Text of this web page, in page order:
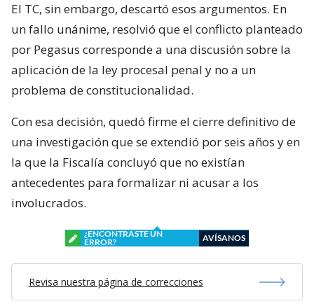
El TC, sin embargo, descartó esos argumentos. En
un fallo unánime, resolvió que el conflicto planteado
por Pegasus corresponde a una discusión sobre la
aplicación de la ley procesal penal y no a un
problema de constitucionalidad.
Con esa decisión, quedó firme el cierre definitivo de
una investigación que se extendió por seis años y en
la que la Fiscalía concluyó que no existían
antecedentes para formalizar ni acusar a los
involucrados.
¿ENCONTRASTE UN
ERROR?
AVÍSANOS
Revisa nuestra página de correcciones